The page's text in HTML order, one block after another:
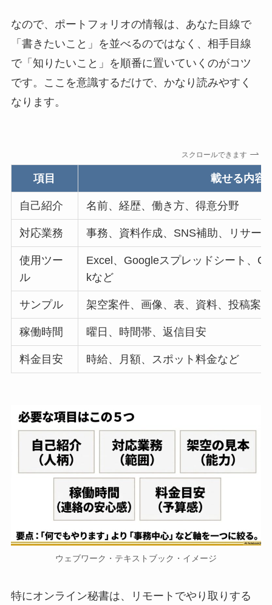
なので、ポートフォリオの情報は、あなた目線で
「書きたいこと」を並べるのではなく、相手目線
で「知りたいこと」を順番に置いていくのがコツ
です。ここを意識するだけで、かなり読みやすく
なります。
スクロールできます
項目 載せる内容
自己紹介 名前、経歴、働き方、得意分野
対応業務 事務、資料作成、SNS補助、リサー
使用ツー
ル
Excel、Googleスプレッドシート、
kなど
サンプル 架空案件、画像、表、資料、投稿案
稼働時間 曜日、時間帯、返信目安
料金目安 時給、月額、スポット料金など
ウェブワーク・テキストブック・イメージ
特にオンライン秘書は、リモートでやり取りする